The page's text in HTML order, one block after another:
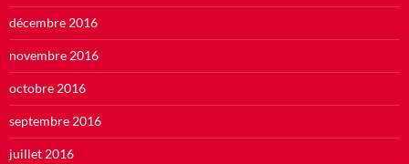
décembre 2016
novembre 2016
octobre 2016
septembre 2016
juillet 2016